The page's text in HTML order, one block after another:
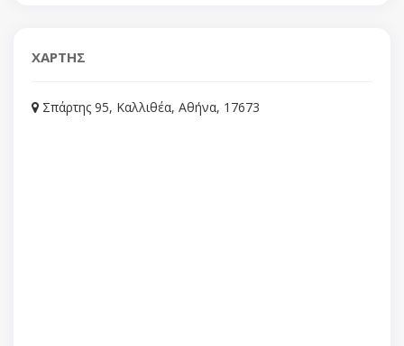
ΧΑΡΤΗΣ
Σπάρτης 95, Καλλιθέα, Αθήνα, 17673